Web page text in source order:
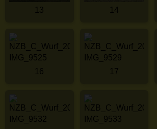
13 14
16 17